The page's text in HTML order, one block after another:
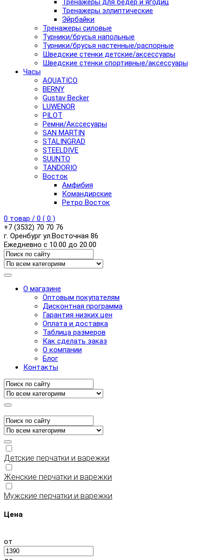
Тренажеры для бедер и ягодиц
Тренажеры эллиптические
Эйрбайки
Тренажеры силовые
Турники/брусья напольные
Турники/брусья настенные/распорные
Шведские стенки детские/аксессуары
Шведские стенки спортивные/аксессуары
Часы
AQUATICO
BERNY
Gustav Becker
LUWENOR
PILOT
Pемни/Акссесуары
SAN MARTIN
STALINGRAD
STEELDIVE
SUUNTO
TANDORIO
Восток
Амфибия
Командирские
Ретро Восток
0 товар / 0 ( 0 )
+7 (3532) 70 70 76
г. Оренбург ул.Восточная 86
Ежедневно с 10.00 до 20.00
О магазине
Оптовым покупателям
Дисконтная программа
Гарантия низких цен
Оплата и доставка
Таблица размеров
Как сделать заказ
О компании
Блог
Контакты
Детские перчатки и варежки
Женские перчатки и варежки
Мужские перчатки и варежки
Цена
от